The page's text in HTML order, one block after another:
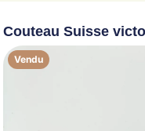
Couteau Suisse
Vendu